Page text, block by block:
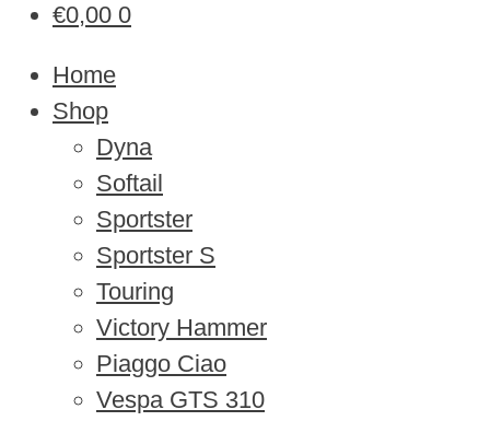
€0,00 0
Home
Shop
Dyna
Softail
Sportster
Sportster S
Touring
Victory Hammer
Piaggo Ciao
Vespa GTS 310